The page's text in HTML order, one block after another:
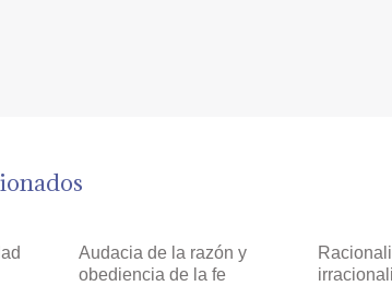
Audacia de la razón y
obediencia de la fe